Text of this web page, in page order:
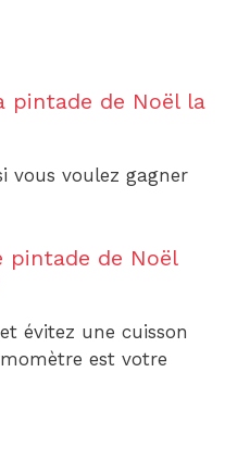
pintade de Noël la
vous voulez gagner
pintade de Noël
évitez une cuisson
est votre